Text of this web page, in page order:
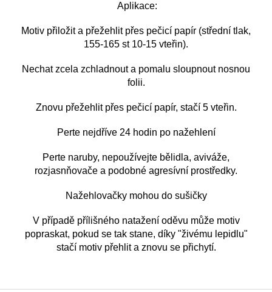
Aplikace:
Motiv přiložit a přežehlit přes pečicí papír (střední tlak,
155-165 st 10-15 vteřin).
Nechat zcela zchladnout a pomalu sloupnout nosnou
folii.
Znovu přežehlit přes pečicí papír, stačí 5 vteřin.
Perte nejdříve 24 hodin po nažehlení
Perte naruby, nepoužívejte bělidla, aviváže,
rozjasnňovače a podobné agresívní prostředky.
Nažehlovačky mohou do sušičky
V případě přílišného natažení oděvu může motiv
popraskat, pokud se tak stane, díky "živému lepidlu"
stačí motiv přehlit a znovu se přichytí.